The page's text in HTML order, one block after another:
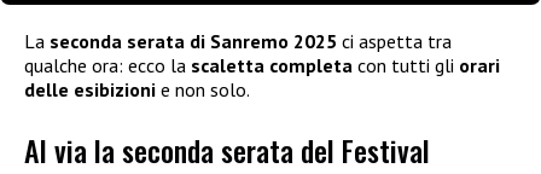
La seconda serata di Sanremo 2025 ci aspetta tra
qualche ora: ecco la scaletta completa con tutti gli orari
delle esibizioni e non solo.
Al via la seconda serata del Festival